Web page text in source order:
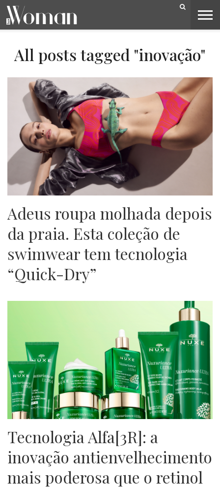
BELEZA
CAPA
LIFESTYLE
MODA
OPINIÃO
PESSOAS
SOCIEDADE
VIDEOS
All posts tagged "inovação"
Adeus roupa molhada depois
da praia. Esta coleção de
swimwear tem tecnologia
“Quick-Dry”
Tecnologia Alfa[3R]: a
inovação antienvelhecimento
mais poderosa que o retinol